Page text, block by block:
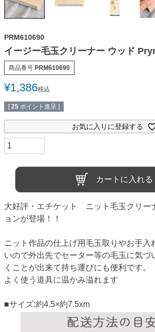
PRM610690
イージー毛玉クリーナー ウッド
商品番号 PRM610690
¥1,386税込
[ 25 ポイント進呈 ]
お気に入りに登録する
カートに入れる
大好評・エチケット ニット毛玉クリー
ョンが登場！！
ニット作品の仕上げ用毛玉取りやお手入
いので外出先でセーター等の毛玉に気づ
くことが出来て持ち運びにも便利です。
よく使う道具に温かみ溢れます
■サイズ:約4.5×約7.5xm